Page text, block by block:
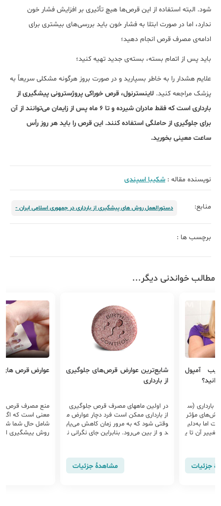
شود. البته استفاده از این قرص‌ها هیچ تأثیری بر افزایش فشار خون
ندارد، اما در صورت ابتلا به فشار خون باید بررسی‌های بیشتری برای
ادامه‌ی مصرف قرص انجام دهید؛
باید پس از اتمام بسته، بسته‌ی جدید تهیه کنید؛
علایم هشدار را به خاطر بسپارید و در صورت بروز هرگونه مشکلی سریعاً به
پزشک مراجعه کنید.​ لاینسترنول، قرص خوراكی پروژسترونی پیشگيری از
بارداری است كه فقط مادران شيرده و تا ۶ ماه پس از زايمان می‌توانند از آن
برای جلوگیری از حاملگی استفاده کنند. این قرص را باید هر روز رأس
ساعت معینی بخورید.
نویسنده مقاله : شکیبا اسپندی
منابع: دستورالعمل روش های پیشگیری از بارداری در جمهوری اسلامی ایران -
برچسب ها :
مطالب خواندنی دیگر...
آمپول
بارداری (س
مؤثر
اما به‌دلی
آن تا ی
جزئیات
شایع‌ترین عوارض قرص‌های جلوگیری
از بارداری
در اولین ماههای مصرف قرص جلوگیری
از بارداری ممکن است فرد دچار عوارض م
وقتی شود که به مرور زمان کاهش می‌یاب
د و از بین می‌رود. بنابراین جای نگرانی ن
د غذایی بیشتر، البته با ورزش و رژیم غ
ذایی مناسب قابل کنترل است
مشاهدهٔ جزئیات
عوارض قرص های
منع مصرف قرص
معنی است که اگر
شامل حال شما شود،
روش پیشگیری